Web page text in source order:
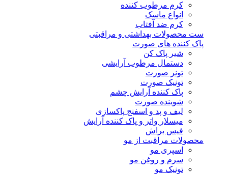
کرم مرطوب کننده
انواع ماسک
کرم ضد آفتاب
ست محصولات بهداشتی و مراقبتی
پاک کننده های صورت
شیر پاک کن
دستمال مرطوب آرایشی
تونر صورت
تونیک صورت
پاک کننده آرایش چشم
شوینده صورت
لیف و پد و اسفنج پاکسازی
میسلار واتر و پاک کننده آرایش
فیس براش
محصولات مراقبت از مو
اسپری مو
سرم و روغن مو
تونیک مو